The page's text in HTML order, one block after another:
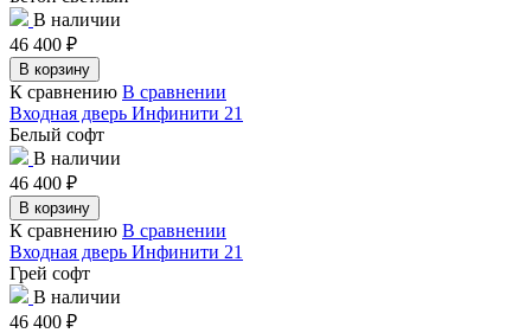
В наличии
46 400 ₽
В корзину
К сравнению В сравнении
Входная дверь Инфинити 21
Белый софт
В наличии
46 400 ₽
В корзину
К сравнению В сравнении
Входная дверь Инфинити 21
Грей софт
В наличии
46 400 ₽